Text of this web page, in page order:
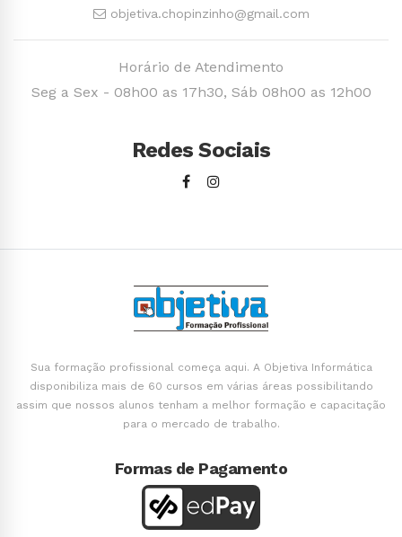
objetiva.chopinzinho@gmail.com
Horário de Atendimento
Seg a Sex - 08h00 as 17h30, Sáb 08h00 as 12h00
Redes Sociais
Sua formação profissional começa aqui. A Objetiva Informática
disponibiliza mais de 60 cursos em várias áreas possibilitando
assim que nossos alunos tenham a melhor formação e capacitação
para o mercado de trabalho.
Formas de Pagamento